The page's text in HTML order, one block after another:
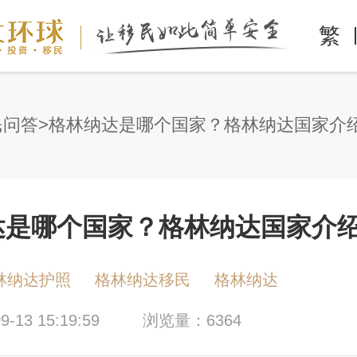
繁
答 格林纳达是哪个国家？格林纳达国家介
哪个国家？格林纳达国家介
纳达护照 格林纳达移民 格林纳达
13 15:19:59 浏览量：6364